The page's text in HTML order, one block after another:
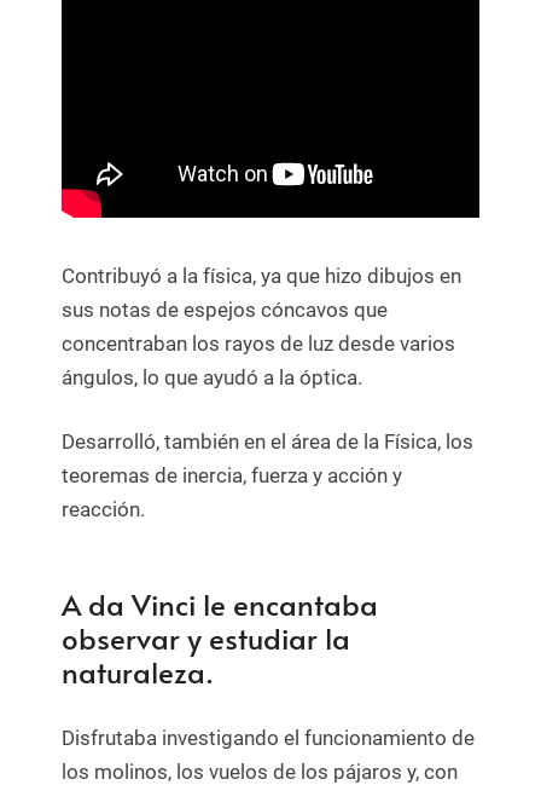
Contribuyó a la física, ya que hizo dibujos en
sus notas de espejos cóncavos que
concentraban los rayos de luz desde varios
ángulos, lo que ayudó a la óptica.
Desarrolló, también en el área de la Física, los
teoremas de inercia, fuerza y acción y
reacción.
A da Vinci le encantaba
observar y estudiar la
naturaleza.
Disfrutaba investigando el funcionamiento de
los molinos, los vuelos de los pájaros y, con